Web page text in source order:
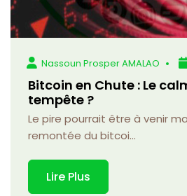
Nassoun Prosper AMALAO
Bitcoin en Chute : Le
tempête ?
Le pire pourrait être à venir
remontée du bitcoi...
Lire Plus